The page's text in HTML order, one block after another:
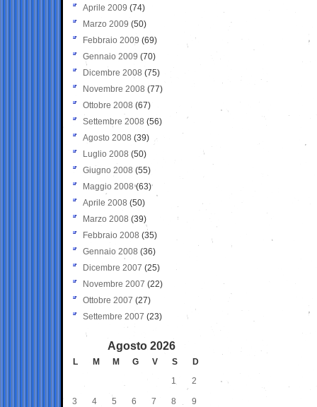
Aprile 2009 (74)
Marzo 2009 (50)
Febbraio 2009 (69)
Gennaio 2009 (70)
Dicembre 2008 (75)
Novembre 2008 (77)
Ottobre 2008 (67)
Settembre 2008 (56)
Agosto 2008 (39)
Luglio 2008 (50)
Giugno 2008 (55)
Maggio 2008(63)
Aprile 2008 (50)
Marzo 2008 (39)
Febbraio 2008 (35)
Gennaio 2008 (36)
Dicembre 2007 (25)
Novembre 2007 (22)
Ottobre 2007 (27)
Settembre 2007 (23)
Agosto 2026
L M M G V S
D
1
2
3 4 5 6 7 8 9